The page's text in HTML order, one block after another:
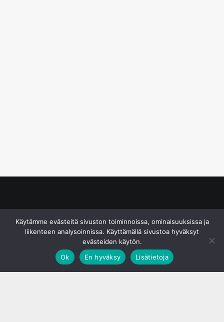
Käytämme evästeitä sivuston toiminnoissa, ominaisuuksissa ja
liikenteen analysoinnissa. Käyttämällä sivustoa hyväksyt
evästeiden käytön.
Ok
En hyväksy Lisätietoja